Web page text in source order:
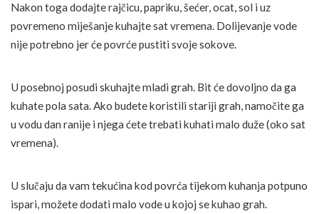
Nakon toga dodajte rajčicu, papriku, šećer, ocat, sol i uz
povremeno miješanje kuhajte sat vremena. Dolijevanje vode
nije potrebno jer će povrće pustiti svoje sokove.
U posebnoj posudi skuhajte mladi grah. Bit će dovoljno da ga
kuhate pola sata. Ako budete koristili stariji grah, namočite ga
u vodu dan ranije i njega ćete trebati kuhati malo duže (oko sat
vremena).
U slučaju da vam tekućina kod povrća tijekom kuhanja potpuno
ispari, možete dodati malo vode u kojoj se kuhao grah.